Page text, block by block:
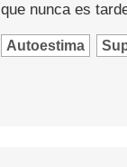
que nunca es
Autoestima